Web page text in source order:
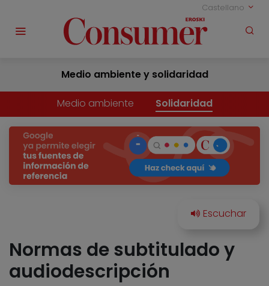
Castellano
Medio ambiente y solidaridad
Medio ambiente Solidaridad
Normas de subtitulado y
audiodescripción